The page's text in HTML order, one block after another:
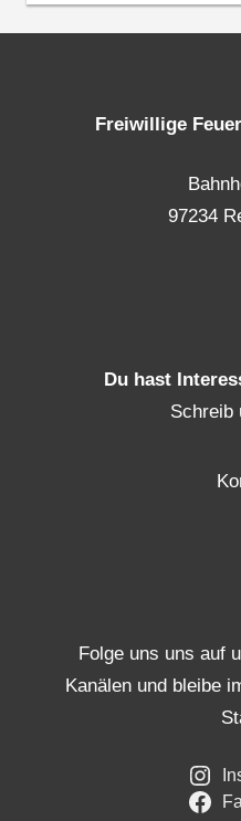
Freiwillige
97234
Du hast
Schreib
Folge uns uns auf
Kanälen und bleibe